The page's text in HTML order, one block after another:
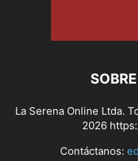
La Serena Online Ltda.
2026
Contáctanos: